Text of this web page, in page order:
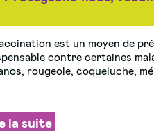
est un moyen de
contre certaines
rougeole, coqueluche,
la suite